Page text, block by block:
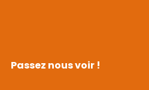
Passez nous voir !